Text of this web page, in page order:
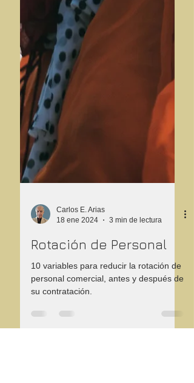
Carlos E. Arias
Rotación de Personal
personal comercial, antes y después de